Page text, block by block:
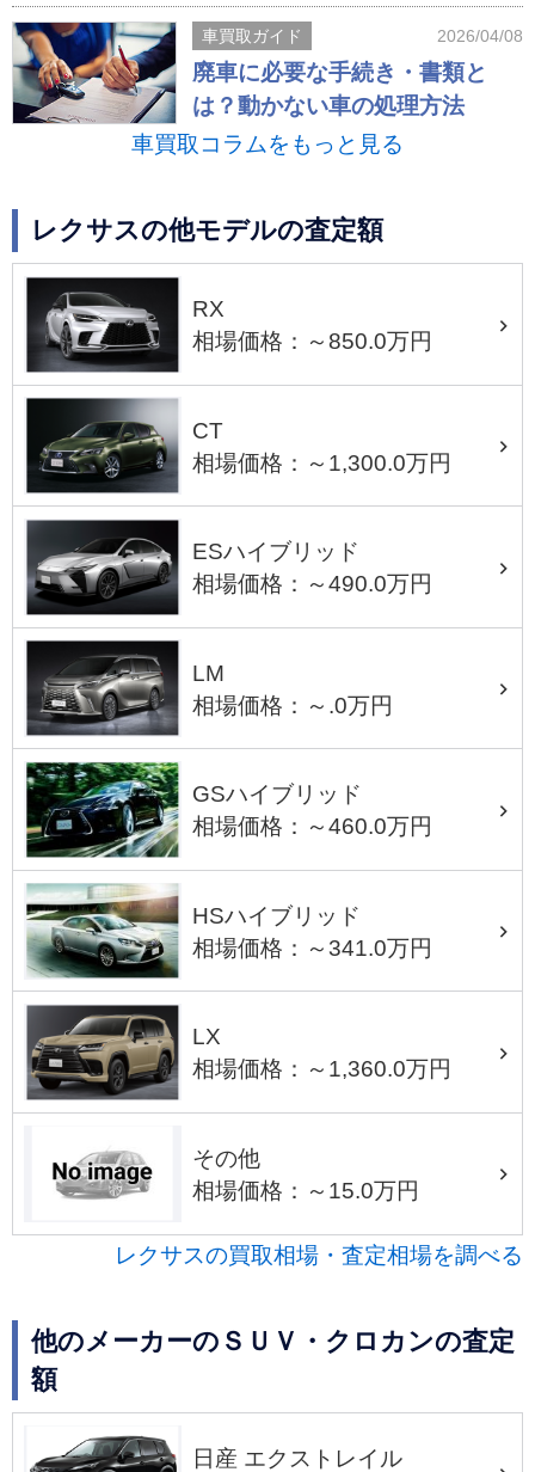
車買取ガイド 2026/04/08
廃車に必要な手続き・書類と
は？動かない車の処理方法
車買取コラムをもっと見る
レクサスの他モデルの査定額
RX
相場価格：～850.0万円
CT
相場価格：～1,300.0万円
ESハイブリッド
相場価格：～490.0万円
LM
相場価格：～.0万円
GSハイブリッド
相場価格：～460.0万円
HSハイブリッド
相場価格：～341.0万円
LX
相場価格：～1,360.0万円
その他
相場価格：～15.0万円
レクサスの買取相場・査定相場を調べる
他のメーカーのＳＵＶ・クロカンの査定
額
日産 エクストレイル